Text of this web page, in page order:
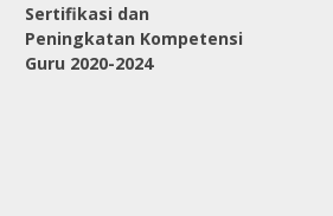
Sertifikasi dan
Peningkatan Kompetensi
Guru 2020-2024